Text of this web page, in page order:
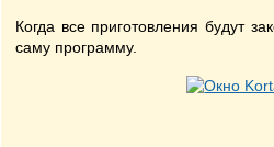
Когда все приготовления будут
саму программу.